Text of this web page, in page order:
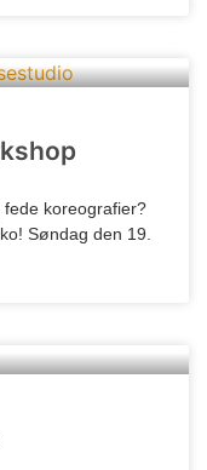
koreografier?
Søndag den 19.